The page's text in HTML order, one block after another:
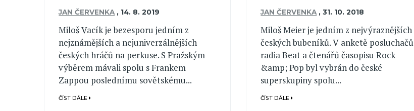
JAN ČERVENKA , 14. 8. 2019
Miloš Vacík je bezesporu jedním z
nejznámějších a nejuniverzálnějších
českých hráčů na perkuse. S Pražským
výběrem mávali spolu s Frankem
Zappou poslednímu sovětskému...
ČÍST DÁLE
JAN ČERVENKA ,31. 10. 2018
Miloš Meier je jedním z nejvýraznějších
českých bubeníků. V anketě posluchačů
radia Beat a čtenářů časopisu Rock
&amp; Pop byl vybrán do české
superskupiny spolu...
ČÍST DÁLE